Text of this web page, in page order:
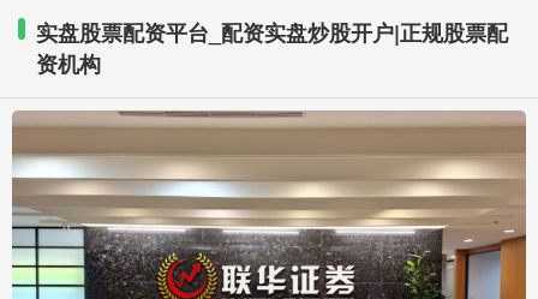
实盘股票配资平台_配资实盘炒股开户|正规股票配
资机构